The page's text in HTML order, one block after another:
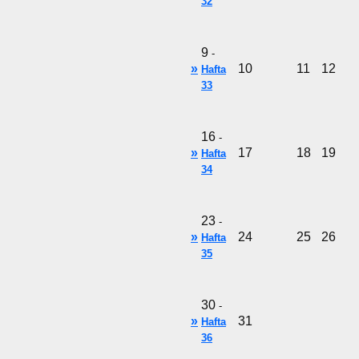
»
9 -
Hafta
33
10 11 12
»
16 -
Hafta
34
17 18 19
»
23 -
Hafta
35
24 25 26
»
30 -
Hafta
36
31